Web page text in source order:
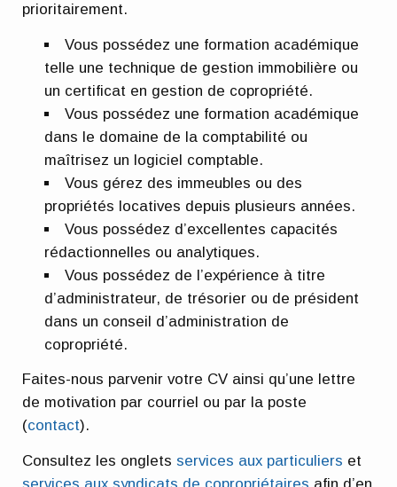
prioritairement.
Vous possédez une formation académique
telle une technique de gestion immobilière ou
un certificat en gestion de copropriété.
Vous possédez une formation académique
dans le domaine de la comptabilité ou
maîtrisez un logiciel comptable.
Vous gérez des immeubles ou des
propriétés locatives depuis plusieurs années.
Vous possédez d’excellentes capacités
rédactionnelles ou analytiques.
Vous possédez de l’expérience à titre
d’administrateur, de trésorier ou de président
dans un conseil d’administration de
copropriété.
Faites-nous parvenir votre CV ainsi qu’une lettre
de motivation par courriel ou par la poste
(contact).
Consultez les onglets services aux particuliers et